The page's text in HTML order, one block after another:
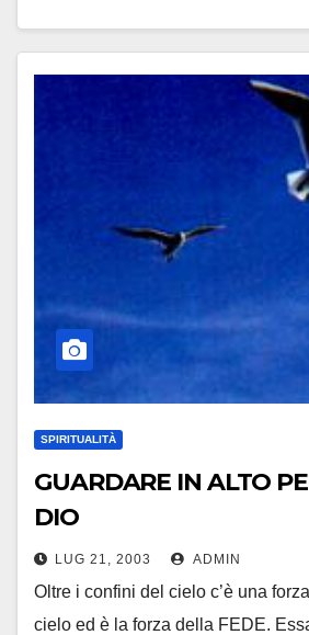
SPIRITUALITÀ
GUARDARE IN ALTO
DIO
LUG 21, 2003 ADMIN
Oltre i confini del cielo c’è una
cielo ed è la forza della FEDE.